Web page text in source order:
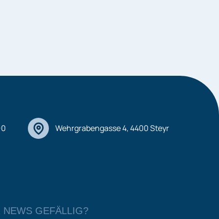
Wehrgrabengasse 4, 4400 Steyr
NEWS GEFÄLLIG?